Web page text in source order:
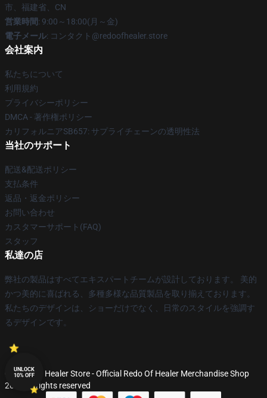
市、福建省、CN
営業時間: 9:00～18:00(月～金)
電子メール: コンタクト@redoofhealer.store
会社案内
私たちについて
利用規約
プライバシーポリシー
DMCA - 著作権ポリシー
カリフォルニアSB657: サプライチェーンの透明性法
当社のサポート
配送&配送ポリシー
支払条件
返品・返金ポリシー
お問い合わせ
カスタマーサポート(FAQ)
スタッフ
私達の店
弊社の製品はすべてエキスパートチームが設計しております。 美的
かつ美的に喜ばれる、多種多様な品質製品を取り揃えております。
私たちのデザインは、ショーだけでなく、日常のスタイルを強調す
るデザインです。
© Redo Of Healer Store - Official Redo Of Healer Merchandise Shop
2026 all rights reserved
UNLOCK
10% OFF